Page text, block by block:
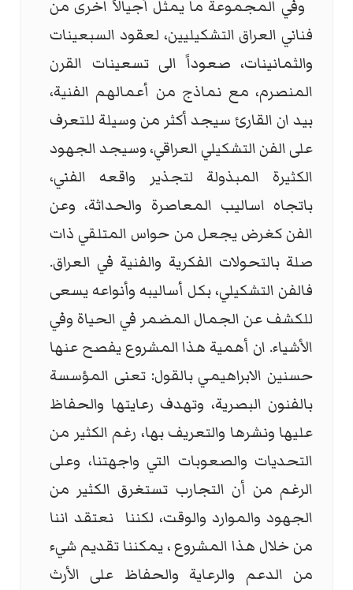
وفي المجموعة ما يمثل أجيالاً اخرى من
فناني العراق التشكيليين، لعقود السبعينات
والثمانينات، صعوداً الى تسعينات القرن
المنصرم، مع نماذج من أعمالهم الفنية،
بيد ان القارئ سيجد أكثر من وسيلة للتعرف
على الفن التشكيلي العراقي، وسيجد الجهود
الكثيرة المبذولة لتجذير واقعه الفني،
باتجاه اساليب المعاصرة والحداثة، وعن
الفن كغرض يجعل من حواس المتلقي ذات
صلة بالتحولات الفكرية والفنية في العراق.
فالفن التشكيلي، بكل أساليبه وأنواعه يسعى
للكشف عن الجمال المضمر في الحياة وفي
الأشياء. ان أهمية هذا المشروع يفصح عنها
حسنين الابراهيمي بالقول: تعنى المؤسسة
بالفنون البصرية، وتهدف رعايتها والحفاظ
عليها ونشرها والتعريف بها، رغم الكثير من
التحديات والصعوبات التي واجهتنا، وعلى
الرغم من أن التجارب تستغرق الكثير من
الجهود والموارد والوقت، لكننا نعتقد اننا
من خلال هذا المشروع ، يمكننا تقديم شيء
من الدعم والرعاية والحفاظ على الأرث